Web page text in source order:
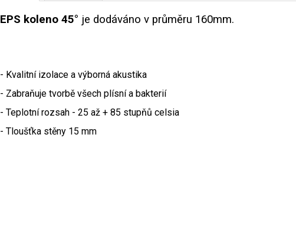
EPS koleno 45° je dodáváno v průměru 160mm.
- Kvalitní izolace a výborná akustika
- Zabraňuje tvorbě všech plísní a bakterií
- Teplotní rozsah - 25 až + 85 stupňů celsia
- Tloušťka stěny 15 mm